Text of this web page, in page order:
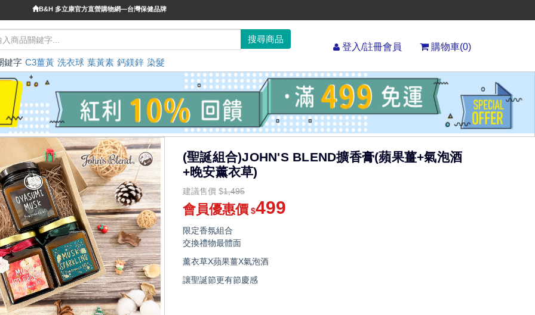
B&H 多立康官方直營購物網—台灣保健品牌
鍵字 C3薑黃 洗衣球 葉黃素 鈣鎂鋅 染髮
登入/註冊會員 購物車(0)
(聖誕組合)JOHN'S BLEND擴香膏(蘋果薑+氣泡酒
+晚安薰衣草)
建議售價 $1,495
會員優惠價$499
限定香氛組合
交換禮物最體面
薰衣草X蘋果薑X氣泡酒
讓聖誕節更有節慶感